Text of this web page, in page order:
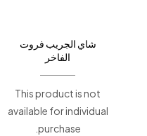
شاي الجريب فروت
الفاخر
This product is not
available for individual
purchase.